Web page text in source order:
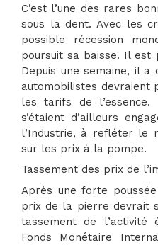
C’est l’une des rares
sous la dent. Avec les
possible récession
poursuit sa baisse. Il est
Depuis une semaine, il a
automobilistes devraient
les tarifs de
s’étaient d’ailleurs
l’Industrie, à refléter le
sur les prix à la pompe.
Tassement des prix de
Après une forte
prix de la pierre devrait
tassement de l’activité
Fonds Monétaire